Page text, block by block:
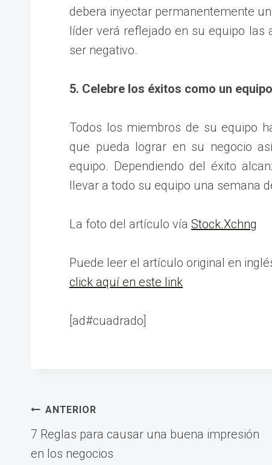
debera inyectar permanentemente
líder verá reflejado en su equipo las
ser negativo.
5. Celebre los éxitos como un
Todos los miembros de su equipo
que pueda lograr en su negocio
equipo. Dependiendo del éxito
llevar a todo su equipo una semana
La foto del artículo vía Stock.Xchng
Puede leer el artículo original en
click aquí en este link
[ad#cuadrado]
Navegación
de
ANTERIOR
7 Reglas para causar una buena impresión
en los negocios